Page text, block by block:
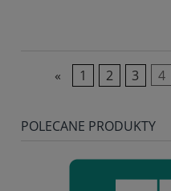
« 1 2 3 4
POLECANE PRODUKTY